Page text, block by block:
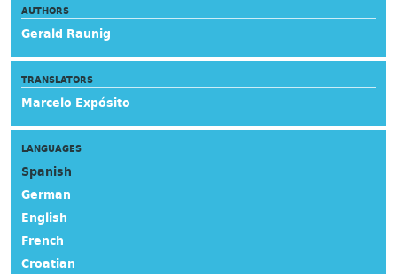
AUTHORS
Gerald Raunig
TRANSLATORS
Marcelo Expósito
LANGUAGES
Spanish
German
English
French
Croatian